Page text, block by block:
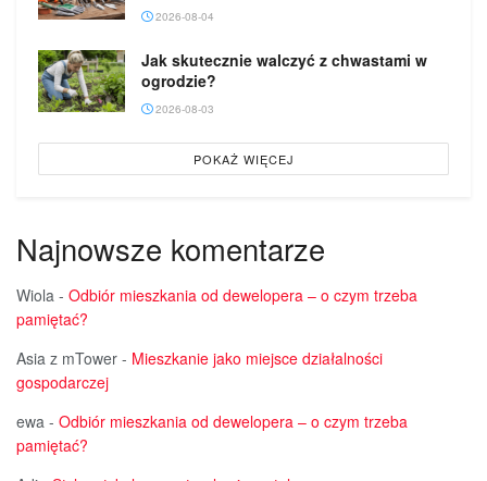
2026-08-04
Jak skutecznie walczyć z chwastami w
ogrodzie?
2026-08-03
POKAŻ WIĘCEJ
Najnowsze komentarze
Wiola - Odbiór mieszkania od dewelopera – o czym trzeba
pamiętać?
Asia z mTower - Mieszkanie jako miejsce działalności
gospodarczej
ewa - Odbiór mieszkania od dewelopera – o czym trzeba
pamiętać?